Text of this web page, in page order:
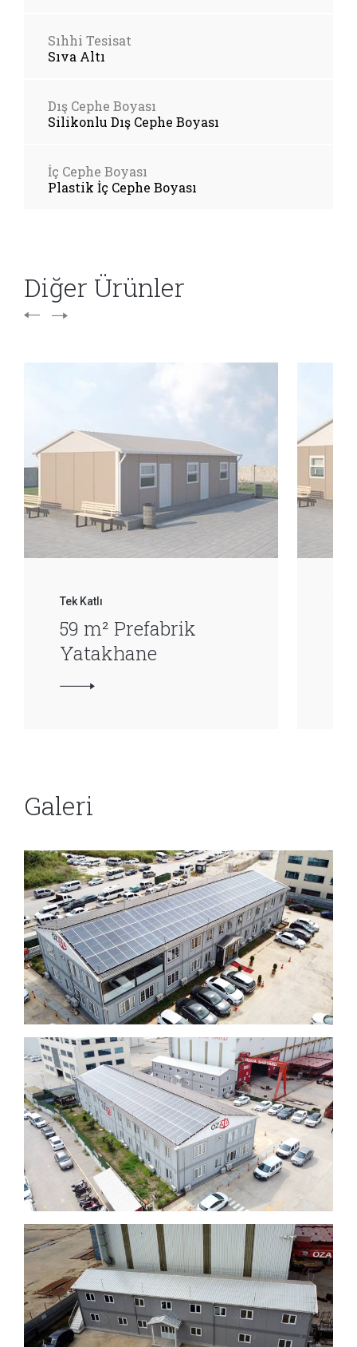
Sıhhi Tesisat
Sıva Altı
Dış Cephe Boyası
Silikonlu Dış Cephe Boyası
İç Cephe Boyası
Plastik İç Cephe Boyası
Diğer Ürünler
Tek Katlı
59 m² Prefabrik
Yatakhane
Galeri